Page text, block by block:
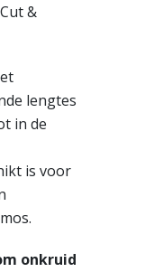
&
lengtes
in de
is voor
onkruid